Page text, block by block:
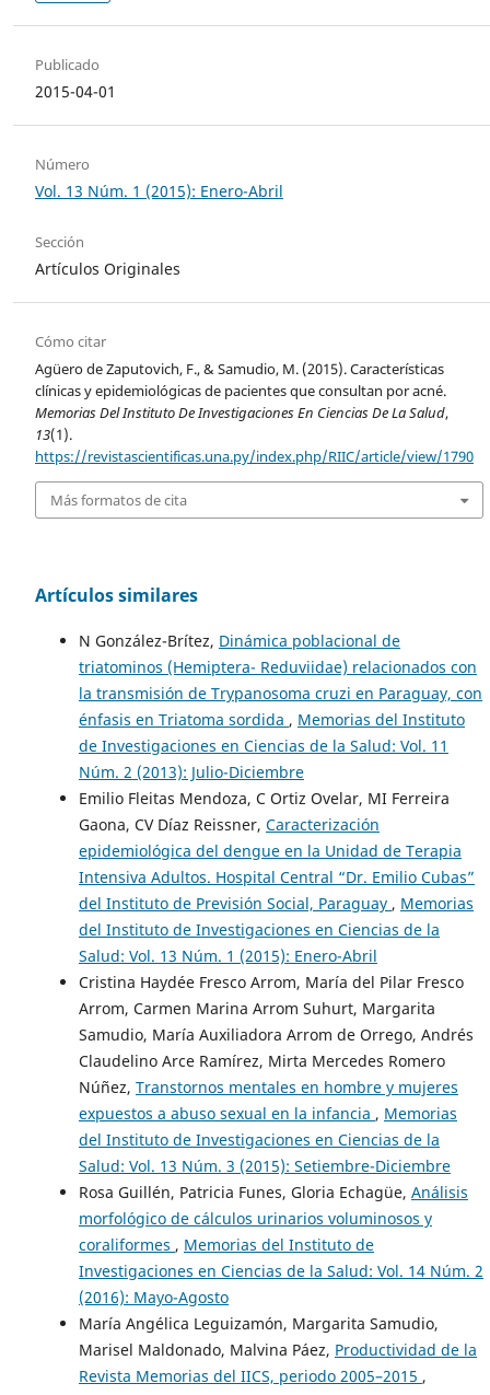
Publicado
2015-04-01
Número
Vol. 13 Núm. 1 (2015): Enero-Abril
Sección
Artículos Originales
Cómo citar
Agüero de Zaputovich, F., & Samudio, M. (2015). Características
clínicas y epidemiológicas de pacientes que consultan por acné.
Memorias Del Instituto De Investigaciones En Ciencias De La Salud,
13(1).
https://revistascientificas.una.py/index.php/RIIC/article/view/1790
Más formatos de cita
Artículos similares
N González-Brítez, Dinámica poblacional de
triatominos (Hemiptera- Reduviidae) relacionados con
la transmisión de Trypanosoma cruzi en Paraguay, con
énfasis en Triatoma sordida , Memorias del Instituto
de Investigaciones en Ciencias de la Salud: Vol. 11
Núm. 2 (2013): Julio-Diciembre
Emilio Fleitas Mendoza, C Ortiz Ovelar, MI Ferreira
Gaona, CV Díaz Reissner, Caracterización
epidemiológica del dengue en la Unidad de Terapia
Intensiva Adultos. Hospital Central “Dr. Emilio Cubas”
del Instituto de Previsión Social, Paraguay , Memorias
del Instituto de Investigaciones en Ciencias de la
Salud: Vol. 13 Núm. 1 (2015): Enero-Abril
Cristina Haydée Fresco Arrom, María del Pilar Fresco
Arrom, Carmen Marina Arrom Suhurt, Margarita
Samudio, María Auxiliadora Arrom de Orrego, Andrés
Claudelino Arce Ramírez, Mirta Mercedes Romero
Núñez, Transtornos mentales en hombre y mujeres
expuestos a abuso sexual en la infancia , Memorias
del Instituto de Investigaciones en Ciencias de la
Salud: Vol. 13 Núm. 3 (2015): Setiembre-Diciembre
Rosa Guillén, Patricia Funes, Gloria Echagüe, Análisis
morfológico de cálculos urinarios voluminosos y
coraliformes , Memorias del Instituto de
Investigaciones en Ciencias de la Salud: Vol. 14 Núm. 2
(2016): Mayo-Agosto
María Angélica Leguizamón, Margarita Samudio,
Marisel Maldonado, Malvina Páez, Productividad de la
Revista Memorias del IICS, periodo 2005–2015 ,